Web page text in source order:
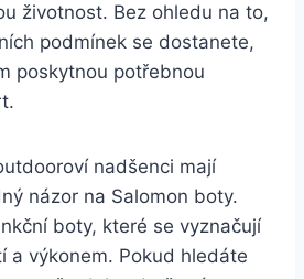
životnost. Bez ohledu na ⁢to,
podmínek se dostanete,
poskytnou potřebnou
nadšenci mají
názor na Salomon boty.
boty, které se vyznačují
a výkonem.‌ Pokud hledáte